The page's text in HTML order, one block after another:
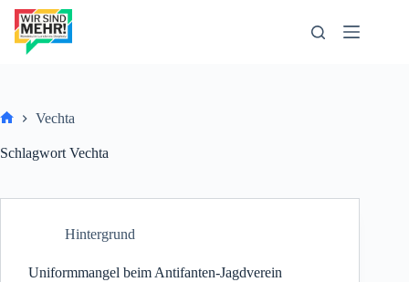
Zum
Inhalt
springen
Vechta
Schlagwort Vechta
Hintergrund
Uniformmangel beim Antifanten-Jagdverein